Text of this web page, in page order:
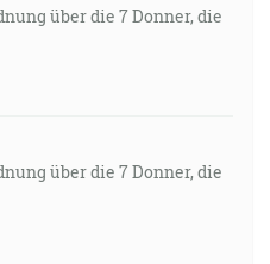
über die 7 Donner, die
über die 7 Donner, die